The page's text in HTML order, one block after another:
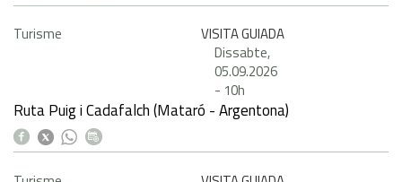
Turisme
VISITA GUIADA
Dissabte,
05.09.2026
- 10h
Ruta Puig i Cadafalch (Mataró - Argentona)